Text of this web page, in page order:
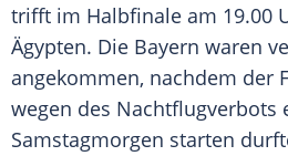
trifft im Halbfinale am 19.00
Ägypten. Die Bayern waren
angekommen, nachdem der
wegen des Nachtflugverbots
Samstagmorgen starten